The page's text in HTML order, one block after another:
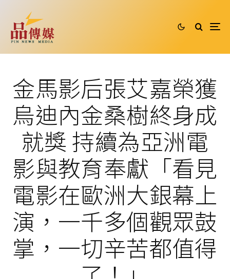
金馬影后張艾嘉榮獲
烏迪內金桑樹終身成
就獎 持續為亞洲電
影與教育奉獻「看見
電影在歐洲大銀幕上
演，一千多個觀眾鼓
掌，一切辛苦都值得